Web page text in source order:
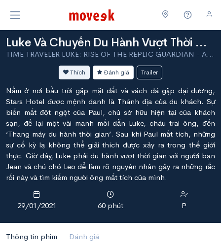
Luke Và Chuyến Du Hành Vượt Thời Gian
TIME TRAVELER LUKE: RISE OF THE REPLIC GUARDIAN - Animation
Thích Đánh giá Trailer
Nằm ở nơi bầu trời gặp mặt đất và vách đá gặp đại dương,
Stars Hotel được mệnh danh là Thánh địa của du khách. Sự
biến mất đột ngột của Paul, chủ sở hữu hiện tại của khách
sạn, để lại một vài manh mối dẫn Luke, cháu trai ông, đến
‘Thang máy du hành thời gian’. Sau khi Paul mất tích, những
sự cố kỳ lạ không thể giải thích được xảy ra trong thế giới
thực. Giờ đây, Luke phải du hành vượt thời gian với người bạn
Jean và chú chó Leo để làm rõ nguyên nhân gây ra những rắc
rối này và tìm kiếm người ông mất tích của mình.
29/01/2021 60 phút P
Thông tin phim Đánh giá